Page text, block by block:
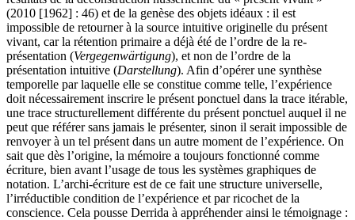
résultats de la déconstruction husserlienne du « présent vivant »
(2010 [1962] : 46) et de la genèse des objets idéaux : il est
impossible de retourner à la source intuitive originelle du présent
vivant, car la rétention primaire a déjà été de l’ordre de la re-
présentation (Vergegenwärtigung), et non de l’ordre de la
présentation intuitive (Darstellung). Afin d’opérer une synthèse
temporelle par laquelle elle se constitue comme telle, l’expérience
doit nécessairement inscrire le présent ponctuel dans la trace itérable,
une trace structurellement différente du présent ponctuel auquel il ne
peut que référer sans jamais le présenter, sinon il serait impossible de
renvoyer à un tel présent dans un autre moment de l’expérience. On
sait que dès l’origine, la mémoire a toujours fonctionné comme
écriture, bien avant l’usage de tous les systèmes graphiques de
notation. L’archi-écriture est de ce fait une structure universelle,
l’irréductible condition de l’expérience et par ricochet de la